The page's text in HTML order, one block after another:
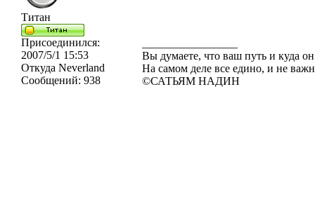
Титан
Присоединился:
2007/5/1 15:53
Откуда Neverland
Сообщений: 938
Вы думаете, что ваш путь и куда
На самом деле все едино, и не
©САТЬЯМ НАДИН